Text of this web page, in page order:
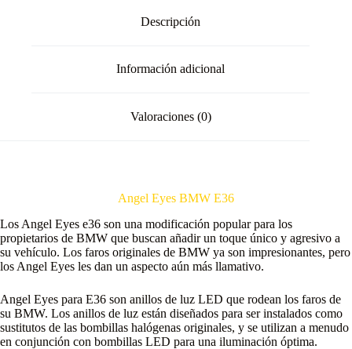
Descripción
Información adicional
Valoraciones (0)
Angel Eyes BMW E36
Los Angel Eyes e36 son una modificación popular para los
propietarios de BMW que buscan añadir un toque único y agresivo a
su vehículo. Los faros originales de BMW ya son impresionantes, pero
los Angel Eyes les dan un aspecto aún más llamativo.
Angel Eyes para E36 son anillos de luz LED que rodean los faros de
su BMW. Los anillos de luz están diseñados para ser instalados como
sustitutos de las bombillas halógenas originales, y se utilizan a menudo
en conjunción con bombillas LED para una iluminación óptima.